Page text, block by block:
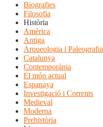
Biografies
Filosofia
Història
Amèrica
Antiga
Arqueologia i Paleografia
Catalunya
Contemporània
El món actual
Espanaya
Investigació i Corrents
Medieval
Moderna
Prehistòria